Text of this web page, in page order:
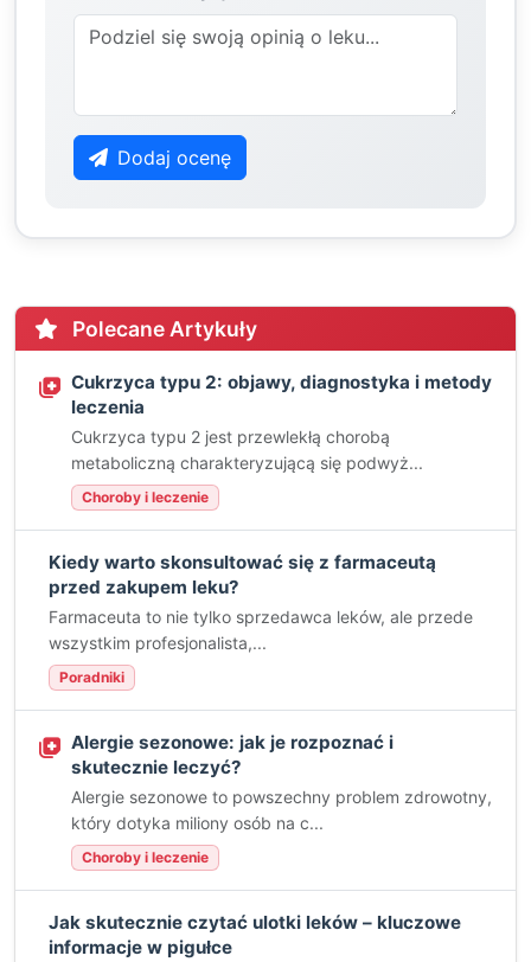
Dodaj ocenę
Polecane Artykuły
Cukrzyca typu 2: objawy, diagnostyka i metody
leczenia
Cukrzyca typu 2 jest przewlekłą chorobą
metaboliczną charakteryzującą się podwyż...
Choroby i leczenie
Kiedy warto skonsultować się z farmaceutą
przed zakupem leku?
Farmaceuta to nie tylko sprzedawca leków, ale przede
wszystkim profesjonalista,...
Poradniki
Alergie sezonowe: jak je rozpoznać i
skutecznie leczyć?
Alergie sezonowe to powszechny problem zdrowotny,
który dotyka miliony osób na c...
Choroby i leczenie
Jak skutecznie czytać ulotki leków – kluczowe
informacje w pigułce